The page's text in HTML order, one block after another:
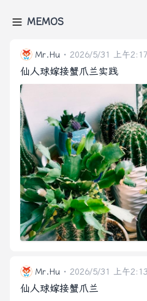
MEMOS
Mr.Hu 2026/5/31 上午
仙人球嫁接蟹爪兰实践
Mr.Hu 2026/5/31 上午
仙人球嫁接蟹爪兰